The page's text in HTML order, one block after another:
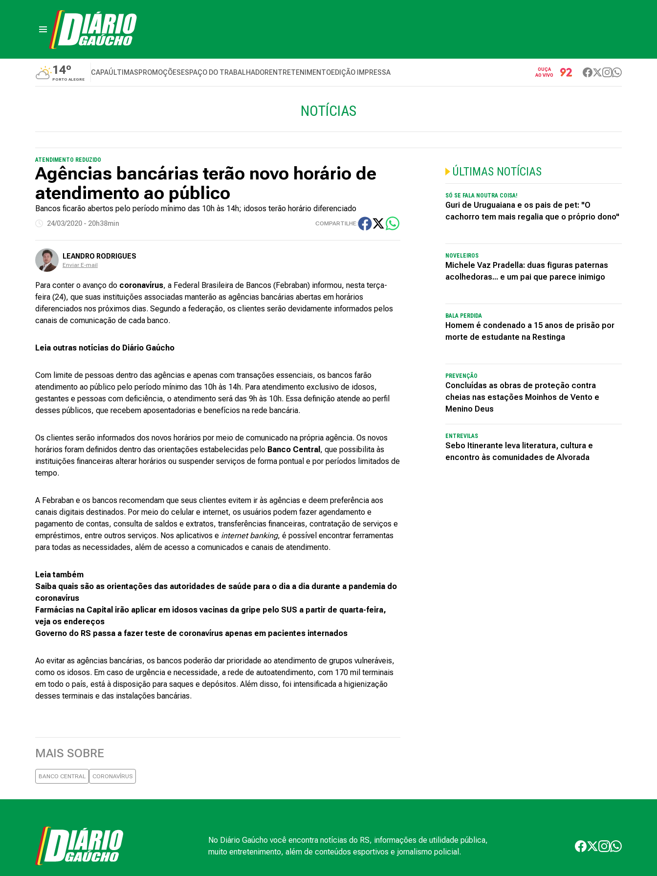
14º
PORTO ALEGRE
CAPAÚLTIMASPROMOÇÕESESPAÇO DO TRABALHADORENTRETENIMENTOEDIÇÃO IMPRESSA
OUÇA
AO VIVO
NOTÍCIAS
ATENDIMENTO REDUZIDO
Agências bancárias terão novo horário de
atendimento ao público
Bancos ficarão abertos pelo período mínimo das 10h às 14h; idosos terão horário diferenciado
24/03/2020 - 20h38min COMPARTILHE:
LEANDRO RODRIGUES
Enviar E-mail
Para conter o avanço do coronavírus, a Federal Brasileira de Bancos (Febraban) informou, nesta terça-
feira (24), que suas instituições associadas manterão as agências bancárias abertas em horários
diferenciados nos próximos dias. Segundo a federação, os clientes serão devidamente informados pelos
canais de comunicação de cada banco.
Leia outras notícias do Diário Gaúcho
Com limite de pessoas dentro das agências e apenas com transações essenciais, os bancos farão
atendimento ao público pelo período mínimo das 10h às 14h. Para atendimento exclusivo de idosos,
gestantes e pessoas com deficiência, o atendimento será das 9h às 10h. Essa definição atende ao perfil
desses públicos, que recebem aposentadorias e benefícios na rede bancária.
Os clientes serão informados dos novos horários por meio de comunicado na própria agência. Os novos
horários foram definidos dentro das orientações estabelecidas pelo Banco Central , que possibilita às
instituições financeiras alterar horários ou suspender serviços de forma pontual e por períodos limitados de
tempo.
A Febraban e os bancos recomendam que seus clientes evitem ir às agências e deem preferência aos
canais digitais destinados. Por meio do celular e internet, os usuários podem fazer agendamento e
pagamento de contas, consulta de saldos e extratos, transferências financeiras, contratação de serviços e
empréstimos, entre outros serviços. Nos aplicativos e internet banking, é possível encontrar ferramentas
para todas as necessidades, além de acesso a comunicados e canais de atendimento.
Leia também
Saiba quais são as orientações das autoridades de saúde para o dia a dia durante a pandemia do
coronavírus
Farmácias na Capital irão aplicar em idosos vacinas da gripe pelo SUS a partir de quarta-feira,
veja os endereços
Governo do RS passa a fazer teste de coronavírus apenas em pacientes internados
Ao evitar as agências bancárias, os bancos poderão dar prioridade ao atendimento de grupos vulneráveis,
como os idosos. Em caso de urgência e necessidade, a rede de autoatendimento, com 170 mil terminais
em todo o país, está à disposição para saques e depósitos. Além disso, foi intensificada a higienização
desses terminais e das instalações bancárias.
MAIS SOBRE
BANCO CENTRAL CORONAVÍRUS
ÚLTIMAS NOTÍCIAS
SÓ SE FALA NOUTRA COISA!
Guri de Uruguaiana e os pais de pet: "O
cachorro tem mais regalia que o próprio dono"
NOVELEIROS
Michele Vaz Pradella: duas figuras paternas
acolhedoras... e um pai que parece inimigo
BALA PERDIDA
Homem é condenado a 15 anos de prisão por
morte de estudante na Restinga
PREVENÇÃO
Concluídas as obras de proteção contra
cheias nas estações Moinhos de Vento e
Menino Deus
ENTREVILAS
Sebo Itinerante leva literatura, cultura e
encontro às comunidades de Alvorada
No Diário Gaúcho você encontra notícias do RS, informações de utilidade pública,
muito entretenimento, além de conteúdos esportivos e jornalismo policial.